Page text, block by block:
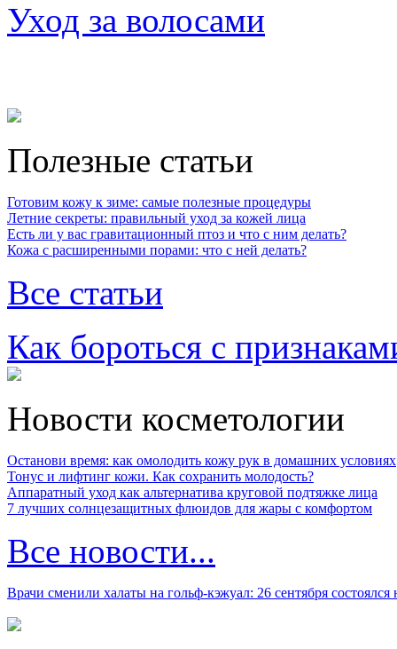
Уход за волосами
Полезные статьи
Готовим кожу к зиме: самые полезные процедуры
Летние секреты: правильный уход за кожей лица
Есть ли у вас гравитационный птоз и что с ним делать?
Кожа с расширенными порами: что с ней делать?
Все статьи
Как бороться с
Новости косметологии
Останови время: как омолодить кожу рук в домашних условиях
Тонус и лифтинг кожи. Как сохранить молодость?
Аппаратный уход как альтернатива круговой подтяжке лица
7 лучших солнцезащитных флюидов для жары с комфортом
Все новости...
Врачи сменили халаты на гольф-кэжуал: 26 сентября